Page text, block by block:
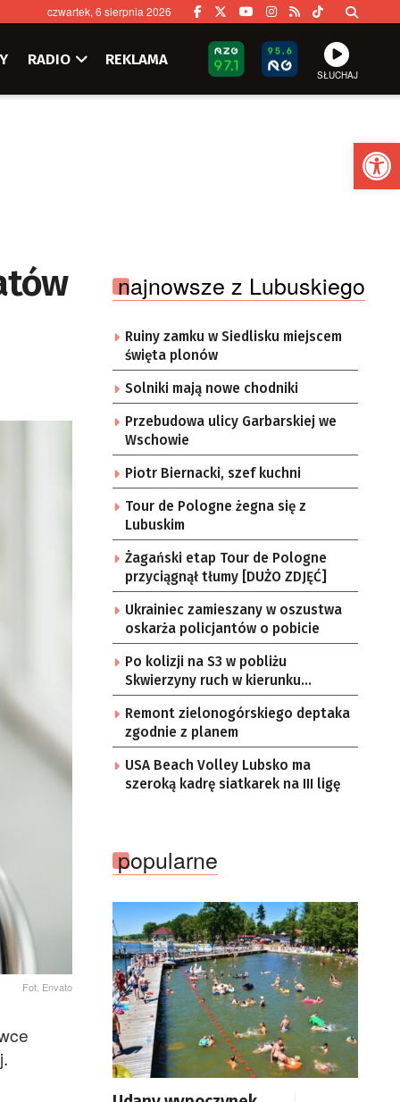
czwartek, 6 sierpnia 2026
RADIO REKLAMA
SŁUCHAJ
Fot. Envato
najnowsze z Lubuskiego
Ruiny zamku w Siedlisku miejscem
święta plonów
Solniki mają nowe chodniki
Przebudowa ulicy Garbarskiej we
Wschowie
Piotr Biernacki, szef kuchni
Tour de Pologne żegna się z
Lubuskim
Żagański etap Tour de Pologne
przyciągnął tłumy [DUŻO ZDJĘĆ]
Ukrainiec zamieszany w oszustwa
oskarża policjantów o pobicie
Po kolizji na S3 w pobliżu
Skwierzyny ruch w kierunku
Gorzowa Wlkp. jednym pasem
Remont zielonogórskiego deptaka
zgodnie z planem
USA Beach Volley Lubsko ma
szeroką kadrę siatkarek na III ligę
popularne